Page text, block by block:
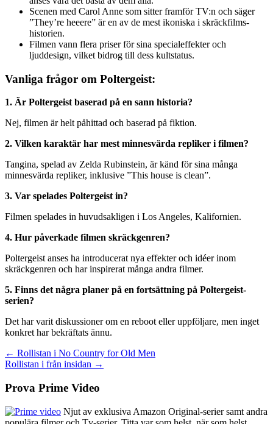
Scenen med Carol Anne som sitter framför TV:n och säger
”They’re heeere” är en av de mest ikoniska i skräckfilms-
historien.
Filmen vann flera priser för sina specialeffekter och
ljuddesign, vilket bidrog till dess kultstatus.
Vanliga frågor om Poltergeist:
1. Är Poltergeist baserad på en sann historia?
Nej, filmen är helt påhittad och baserad på fiktion.
2. Vilken karaktär har mest minnesvärda repliker i filmen?
Tangina, spelad av Zelda Rubinstein, är känd för sina många
minnesvärda repliker, inklusive ”This house is clean”.
3. Var spelades Poltergeist in?
Filmen spelades in huvudsakligen i Los Angeles, Kalifornien.
4. Hur påverkade filmen skräckgenren?
Poltergeist anses ha introducerat nya effekter och idéer inom
skräckgenren och har inspirerat många andra filmer.
5. Finns det några planer på en fortsättning på Poltergeist-
serien?
Det har varit diskussioner om en reboot eller uppföljare, men inget
konkret har bekräftats ännu.
Inläggsnavigering
← Rollistan i No Country for Old Men
Rollistan i från insidan →
Prova Prime Video
Njut av exklusiva Amazon Original-serier samt andra